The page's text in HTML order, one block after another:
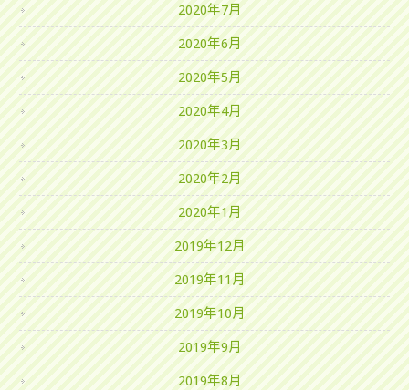
2020年7月
2020年6月
2020年5月
2020年4月
2020年3月
2020年2月
2020年1月
2019年12月
2019年11月
2019年10月
2019年9月
2019年8月